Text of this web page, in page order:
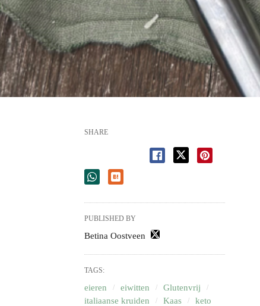
SHARE
PUBLISHED BY
Betina Oostveen
TAGS:
eieren eiwitten
Glutenvrij
italiaanse kruiden
Kaas
keto